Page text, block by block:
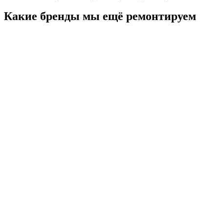
Какие бренды мы ещё ремонтируем